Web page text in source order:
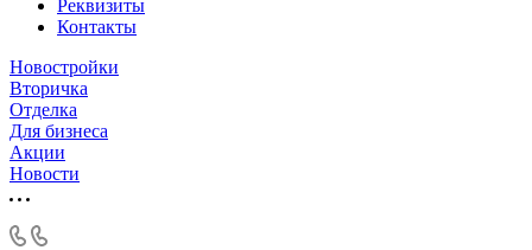
Реквизиты
Контакты
Новостройки
Вторичка
Отделка
Для бизнеса
Акции
Новости